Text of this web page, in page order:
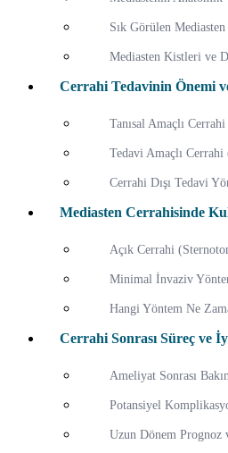
Sık Görülen
Mediasten Kistleri ve
Cerrahi Tedavinin Önemi
Tanısal Amaçlı Cerrahi
Tedavi Amaçlı Cerrahi
Cerrahi Dışı Tedavi
Mediasten Cerrahisinde
Açık Cerrahi
Minimal İnvaziv
Hangi Yöntem Ne
Cerrahi Sonrası Süreç ve
Ameliyat Sonrası
Potansiyel
Uzun Dönem Prognoz